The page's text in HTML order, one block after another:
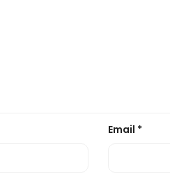
Email *